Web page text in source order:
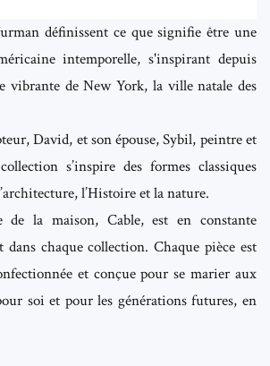
définissent ce que signifie être une
intemporelle, s'inspirant depuis
vibrante de New York, la ville natale des
David, et son épouse, Sybil, peintre et
s’inspire des formes classiques
l’Histoire et la nature.
la maison, Cable, est en constante
chaque collection. Chaque pièce est
et conçue pour se marier aux
soi et pour les générations futures, en